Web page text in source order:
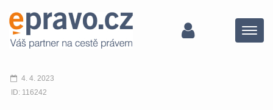
Menu
4. 4. 2023
ID: 116242